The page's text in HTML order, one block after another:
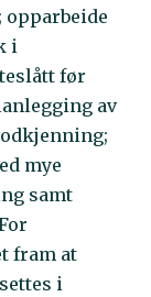
i
før
av
mye
samt
fram at
i